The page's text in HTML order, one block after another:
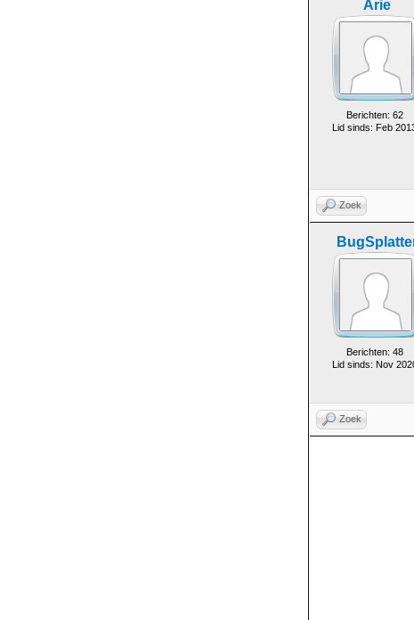
Arie
Berichten: 62
Lid sinds: Feb
Zoek
Berichten: 48
Lid sinds: Nov
Zoek